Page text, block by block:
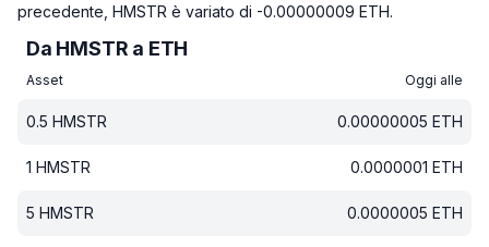
precedente, HMSTR è variato di -0.00000009 ETH.
Da HMSTR a ETH
Asset Oggi alle
0.5 HMSTR 0.00000005 ETH
1 HMSTR 0.0000001 ETH
5 HMSTR 0.0000005 ETH